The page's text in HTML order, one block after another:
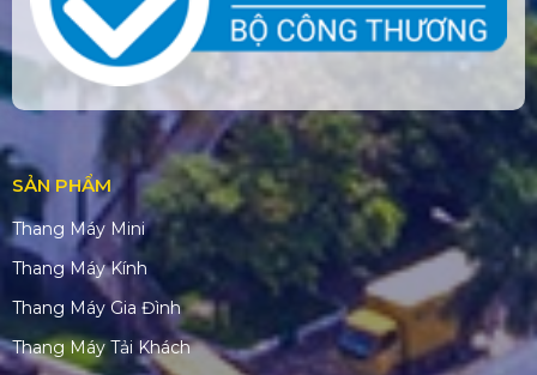
SẢN PHẨM
Thang Máy Mini
Thang Máy Kính
Thang Máy Gia Đình
Thang Máy Tải Khách